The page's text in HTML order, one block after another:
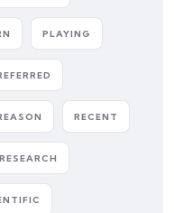
PLAYING
RECENT
RESEARCH